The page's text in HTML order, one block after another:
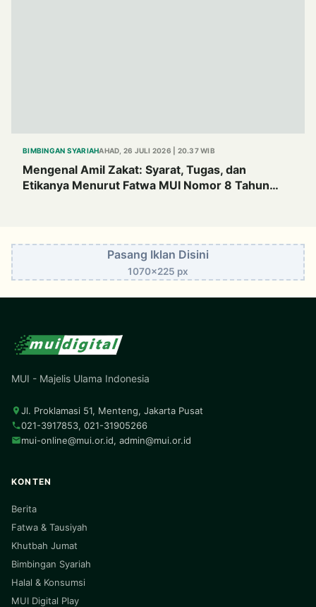
BIMBINGAN SYARIAHAHAD, 26 JULI 2026 | 20.37 WIB
Mengenal Amil Zakat: Syarat, Tugas, dan
Etikanya Menurut Fatwa MUI Nomor 8 Tahun
Pasang Iklan Disini
1070x225 px
MUI - Majelis Ulama Indonesia
Jl. Proklamasi 51, Menteng, Jakarta Pusat
021-3917853, 021-31905266
mui-online@mui.or.id, admin@mui.or.id
KONTEN
Berita
Fatwa & Tausiyah
Khutbah Jumat
Bimbingan Syariah
Halal & Konsumsi
MUI Digital Play